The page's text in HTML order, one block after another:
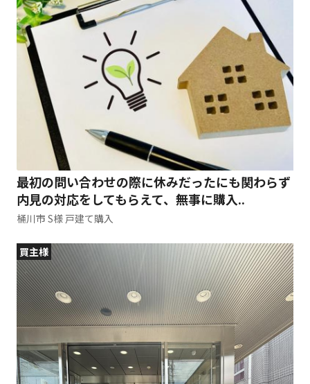
最初の問い合わせの際に休みだったにも関わらず
内見の対応をしてもらえて、無事に購入..
桶川市 S様 戸建て購入
買主様